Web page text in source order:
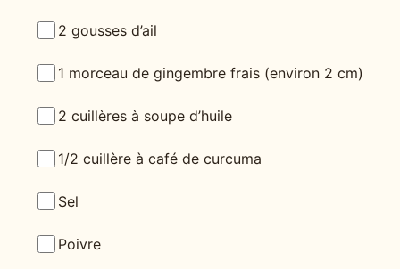
2 gousses d’ail
1 morceau de gingembre frais (environ 2 cm)
2 cuillères à soupe d’huile
1/2 cuillère à café de curcuma
Sel
Poivre